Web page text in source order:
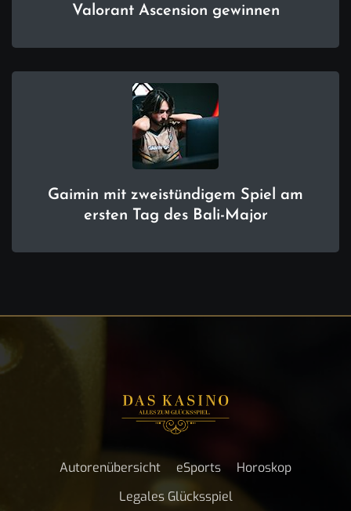
Valorant Ascension gewinnen
Gaimin mit zweistündigem Spiel am
ersten Tag des Bali-Major
Autorenübersicht eSports
Horoskop
Legales Glücksspiel